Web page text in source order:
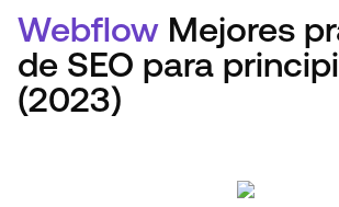
Webflow Mejores
de SEO para
(2023)